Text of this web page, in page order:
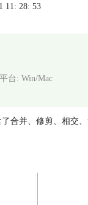
11: 28: 53
台: Win/Mac
合并、修剪、相交